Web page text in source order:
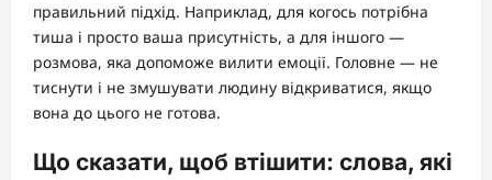
правильний підхід. Наприклад, для когось потрібна
тиша і просто ваша присутність, а для іншого —
розмова, яка допоможе вилити емоції. Головне — не
тиснути і не змушувати людину відкриватися, якщо
вона до цього не готова.
Що сказати, щоб втішити: слова, які